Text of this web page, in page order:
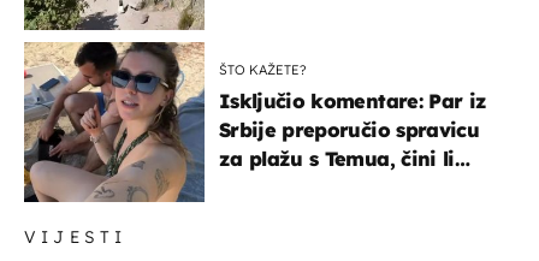
VIJESTI
ŠTO KAŽETE?
Isključio komentare: Par iz
Srbije preporučio spravicu
za plažu s Temua, čini li